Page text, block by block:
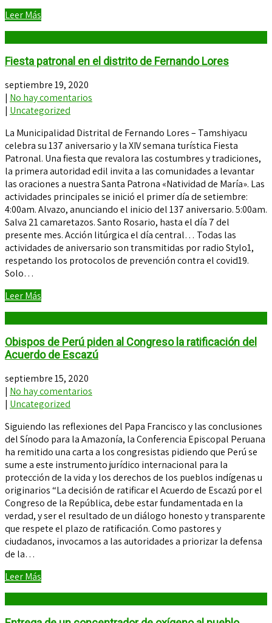
Leer Más
Fiesta patronal en el distrito de Fernando Lores
septiembre 19, 2020
| No hay comentarios
| Uncategorized
La Municipalidad Distrital de Fernando Lores – Tamshiyacu
celebra su 137 aniversario y la XIV semana turística Fiesta
Patronal. Una fiesta que revalora las costumbres y tradiciones,
la primera autoridad edil invita a las comunidades a levantar
las oraciones a nuestra Santa Patrona «Natividad de María». Las
actividades principales se inició el primer día de setiembre:
4:00am. Alvazo, anunciando el inicio del 137 aniversario. 5:00am.
Salva 21 camaretazos. Santo Rosario, hasta el día 7 del
presente mes. Acción litúrgica el día central… Todas las
actividades de aniversario son transmitidas por radio Stylo1,
respetando los protocolos de prevención contra el covid19.
Solo…
Leer Más
Obispos de Perú piden al Congreso la ratificación del
Acuerdo de Escazú
septiembre 15, 2020
| No hay comentarios
| Uncategorized
Siguiendo las reflexiones del Papa Francisco y las conclusiones
del Sínodo para la Amazonía, la Conferencia Episcopal Peruana
ha remitido una carta a los congresistas pidiendo que Perú se
sume a este instrumento jurídico internacional para la
protección de la vida y los derechos de los pueblos indígenas u
originarios “La decisión de ratificar el Acuerdo de Escazú por el
Congreso de la República, debe estar fundamentada en la
verdad, y ser el resultado de un diálogo honesto y transparente
que respete el plazo de ratificación. Como pastores y
ciudadanos, invocamos a las autoridades a priorizar la defensa
de la…
Leer Más